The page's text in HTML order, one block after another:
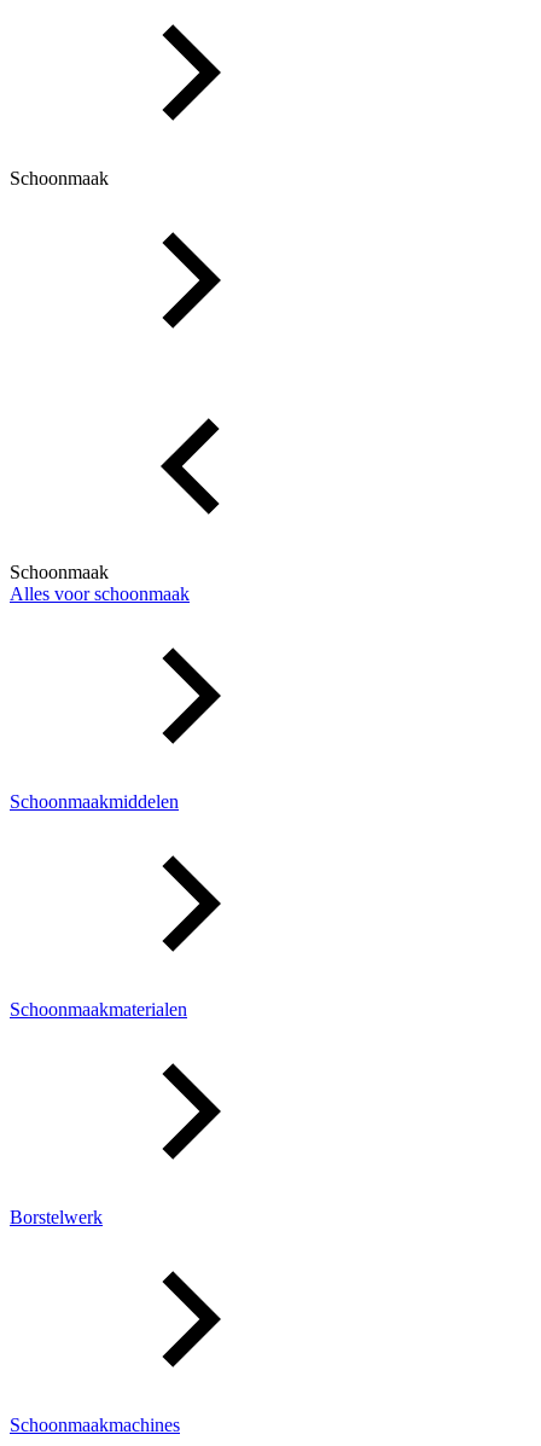
Schoonmaak
Schoonmaak
Alles voor schoonmaak
Schoonmaakmiddelen
Schoonmaakmaterialen
Borstelwerk
Schoonmaakmachines